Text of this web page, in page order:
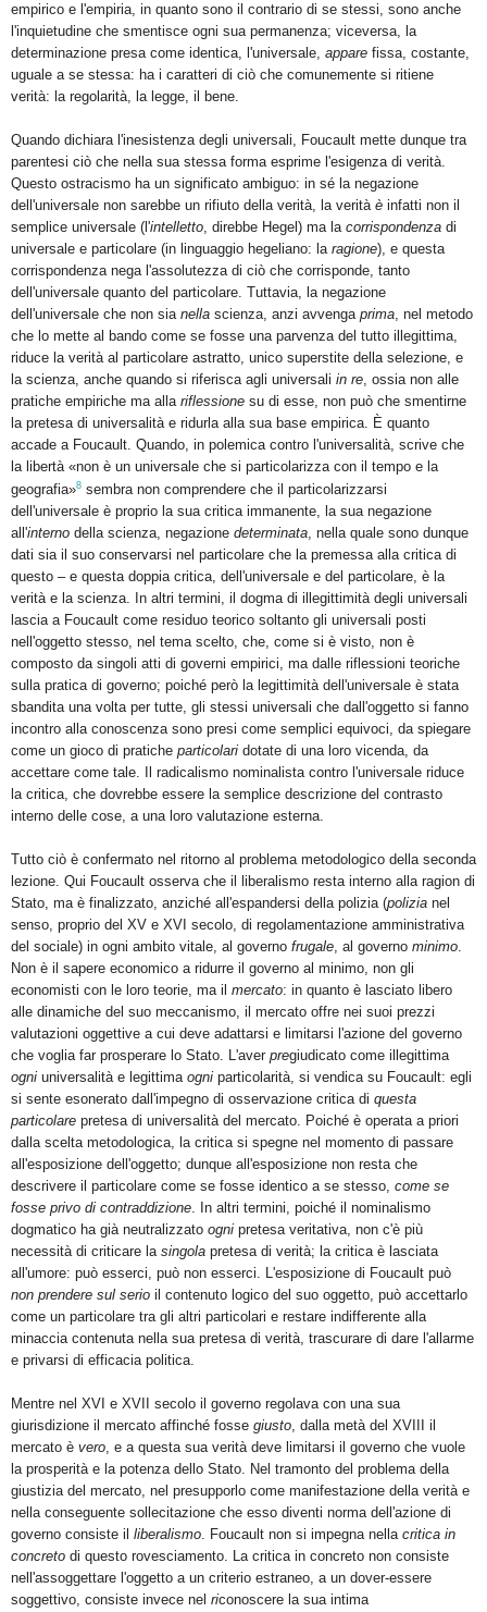
empirico e l'empiria, in quanto sono il contrario di se stessi, sono anche
l'inquietudine che smentisce ogni sua permanenza; viceversa, la
determinazione presa come identica, l'universale, appare fissa, costante,
uguale a se stessa: ha i caratteri di ciò che comunemente si ritiene
verità: la regolarità, la legge, il bene.
Quando dichiara l'inesistenza degli universali, Foucault mette dunque tra
parentesi ciò che nella sua stessa forma esprime l'esigenza di verità.
Questo ostracismo ha un significato ambiguo: in sé la negazione
dell'universale non sarebbe un rifiuto della verità, la verità è infatti non il
semplice universale (l'intelletto, direbbe Hegel) ma la corrispondenza di
universale e particolare (in linguaggio hegeliano: la ragione), e questa
corrispondenza nega l'assolutezza di ciò che corrisponde, tanto
dell'universale quanto del particolare. Tuttavia, la negazione
dell'universale che non sia nella scienza, anzi avvenga prima, nel metodo
che lo mette al bando come se fosse una parvenza del tutto illegittima,
riduce la verità al particolare astratto, unico superstite della selezione, e
la scienza, anche quando si riferisca agli universali in re, ossia non alle
pratiche empiriche ma alla riflessione su di esse, non può che smentirne
la pretesa di universalità e ridurla alla sua base empirica. È quanto
accade a Foucault. Quando, in polemica contro l'universalità, scrive che
la libertà «non è un universale che si particolarizza con il tempo e la
geografia»8 sembra non comprendere che il particolarizzarsi
dell'universale è proprio la sua critica immanente, la sua negazione
all'interno della scienza, negazione determinata, nella quale sono dunque
dati sia il suo conservarsi nel particolare che la premessa alla critica di
questo – e questa doppia critica, dell'universale e del particolare, è la
verità e la scienza. In altri termini, il dogma di illegittimità degli universali
lascia a Foucault come residuo teorico soltanto gli universali posti
nell'oggetto stesso, nel tema scelto, che, come si è visto, non è
composto da singoli atti di governi empirici, ma dalle riflessioni teoriche
sulla pratica di governo; poiché però la legittimità dell'universale è stata
sbandita una volta per tutte, gli stessi universali che dall'oggetto si fanno
incontro alla conoscenza sono presi come semplici equivoci, da spiegare
come un gioco di pratiche particolari dotate di una loro vicenda, da
accettare come tale. Il radicalismo nominalista contro l'universale riduce
la critica, che dovrebbe essere la semplice descrizione del contrasto
interno delle cose, a una loro valutazione esterna.
Tutto ciò è confermato nel ritorno al problema metodologico della seconda
lezione. Qui Foucault osserva che il liberalismo resta interno alla ragion di
Stato, ma è finalizzato, anziché all'espandersi della polizia (polizia nel
senso, proprio del XV e XVI secolo, di regolamentazione amministrativa
del sociale) in ogni ambito vitale, al governo frugale, al governo minimo.
Non è il sapere economico a ridurre il governo al minimo, non gli
economisti con le loro teorie, ma il mercato: in quanto è lasciato libero
alle dinamiche del suo meccanismo, il mercato offre nei suoi prezzi
valutazioni oggettive a cui deve adattarsi e limitarsi l'azione del governo
che voglia far prosperare lo Stato. L'aver pregiudicato come illegittima
ogni universalità e legittima ogni particolarità, si vendica su Foucault: egli
si sente esonerato dall'impegno di osservazione critica di questa
particolare pretesa di universalità del mercato. Poiché è operata a priori
dalla scelta metodologica, la critica si spegne nel momento di passare
all'esposizione dell'oggetto; dunque all'esposizione non resta che
descrivere il particolare come se fosse identico a se stesso, come se
fosse privo di contraddizione. In altri termini, poiché il nominalismo
dogmatico ha già neutralizzato ogni pretesa veritativa, non c'è più
necessità di criticare la singola pretesa di verità; la critica è lasciata
all'umore: può esserci, può non esserci. L'esposizione di Foucault può
non prendere sul serio il contenuto logico del suo oggetto, può accettarlo
come un particolare tra gli altri particolari e restare indifferente alla
minaccia contenuta nella sua pretesa di verità, trascurare di dare l'allarme
e privarsi di efficacia politica.
Mentre nel XVI e XVII secolo il governo regolava con una sua
giurisdizione il mercato affinché fosse giusto, dalla metà del XVIII il
mercato è vero, e a questa sua verità deve limitarsi il governo che vuole
la prosperità e la potenza dello Stato. Nel tramonto del problema della
giustizia del mercato, nel presupporlo come manifestazione della verità e
nella conseguente sollecitazione che esso diventi norma dell'azione di
governo consiste il liberalismo. Foucault non si impegna nella critica in
concreto di questo rovesciamento. La critica in concreto non consiste
nell'assoggettare l'oggetto a un criterio estraneo, a un dover-essere
soggettivo, consiste invece nel riconoscere la sua intima